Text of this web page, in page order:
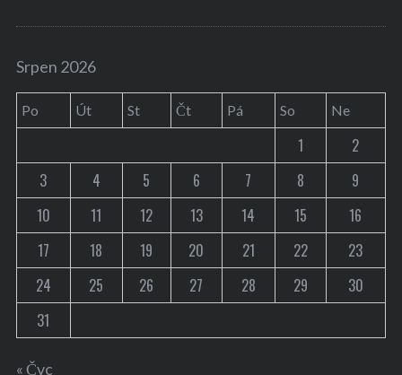
Srpen 2026
Po Út St Čt Pá So Ne
1
2
3
4 5 6 7 8
9
10
11 12 13 14 15
16
17
18 19 20 21 22
23
24
25 26 27 28 29
30
31
« Čvc